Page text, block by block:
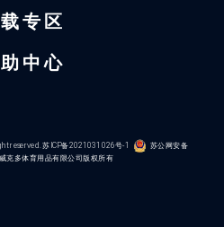
载专区
中心
reserved.苏ICP备2021031026号-1 苏公网安备
威克多体育用品有限公司版权所有